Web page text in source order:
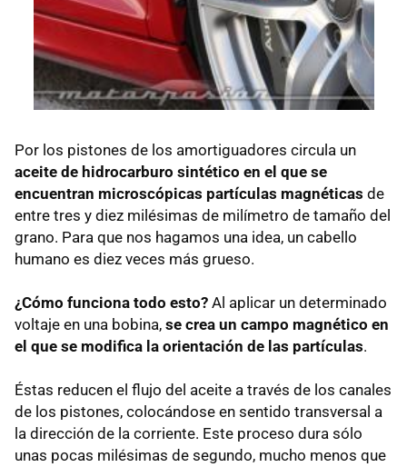
Por los pistones de los amortiguadores circula un
aceite de hidrocarburo sintético en el que se
encuentran microscópicas partículas magnéticas de
entre tres y diez milésimas de milímetro de tamaño del
grano. Para que nos hagamos una idea, un cabello
humano es diez veces más grueso.
¿Cómo funciona todo esto? Al aplicar un determinado
voltaje en una bobina, se crea un campo magnético en
el que se modifica la orientación de las partículas.
Éstas reducen el flujo del aceite a través de los canales
de los pistones, colocándose en sentido transversal a
la dirección de la corriente. Este proceso dura sólo
unas pocas milésimas de segundo, mucho menos que